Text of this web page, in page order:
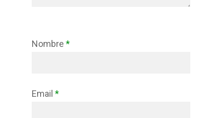
Nombre *
Email *